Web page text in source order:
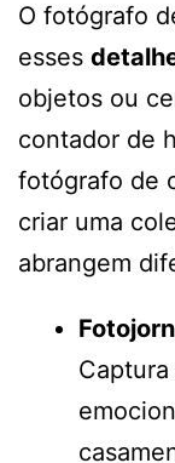
O fotógrafo
esses
objetos ou
contador de
fotógrafo de
criar uma
abrangem